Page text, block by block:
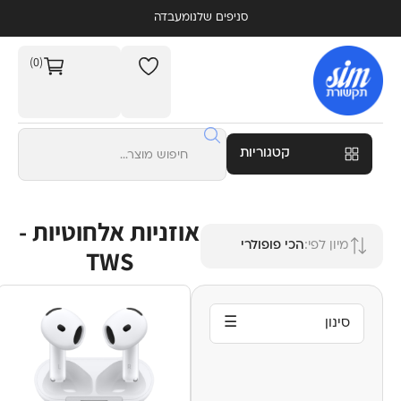
סניפים שלנו מעבדה
(0)
קטגוריות
מיון לפי:הכי פופולרי
אוזניות אלחוטיות -
TWS
סינון ☰